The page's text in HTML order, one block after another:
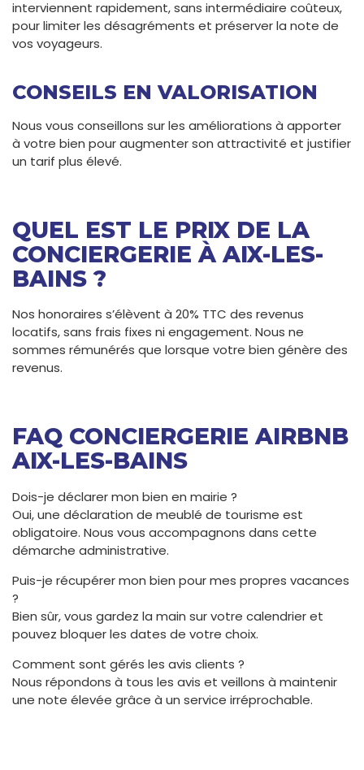
interviennent rapidement, sans intermédiaire coûteux,
pour limiter les désagréments et préserver la note de
vos voyageurs.
CONSEILS EN VALORISATION
Nous vous conseillons sur les améliorations à apporter
à votre bien pour augmenter son attractivité et justifier
un tarif plus élevé.
QUEL EST LE PRIX DE LA
CONCIERGERIE À AIX-LES-
BAINS ?
Nos honoraires s’élèvent à 20% TTC des revenus
locatifs, sans frais fixes ni engagement. Nous ne
sommes rémunérés que lorsque votre bien génère des
revenus.
FAQ CONCIERGERIE AIRBNB
AIX-LES-BAINS
Dois-je déclarer mon bien en mairie ?
Oui, une déclaration de meublé de tourisme est
obligatoire. Nous vous accompagnons dans cette
démarche administrative.
Puis-je récupérer mon bien pour mes propres vacances
?
Bien sûr, vous gardez la main sur votre calendrier et
pouvez bloquer les dates de votre choix.
Comment sont gérés les avis clients ?
Nous répondons à tous les avis et veillons à maintenir
une note élevée grâce à un service irréprochable.